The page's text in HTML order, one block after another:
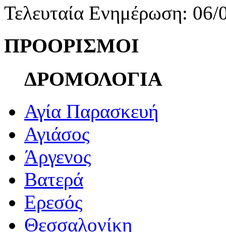
Τελευταία Ενημέρωση:
ΠΡΟΟΡΙΣΜΟΙ
ΔΡΟΜΟΛΟΓΙΑ
Αγία Παρασκευή
Αγιάσος
Άργενος
Βατερά
Ερεσός
Θεσσαλονίκη